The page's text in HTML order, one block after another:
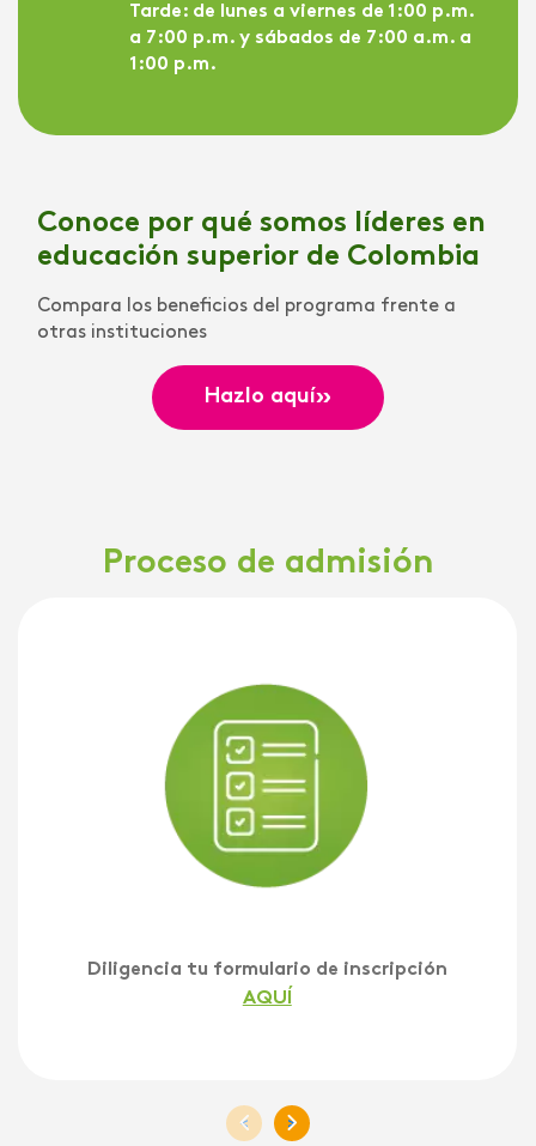
Tarde: de lunes a viernes de 1:00 p.m.
a 7:00 p.m. y sábados de 7:00 a.m. a
1:00 p.m.
Conoce por qué somos líderes en
educación superior de Colombia
Compara los beneficios del programa frente a
otras instituciones
Hazlo aquí»
Proceso de admisión
Diligencia tu formulario de inscripción
AQUÍ
< >